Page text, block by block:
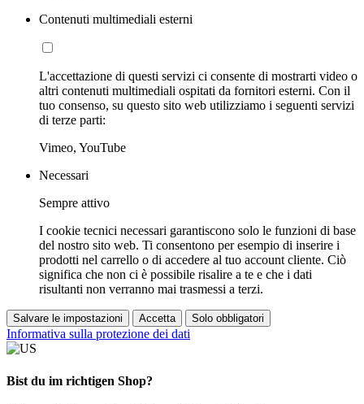
Contenuti multimediali esterni
L'accettazione di questi servizi ci consente di mostrarti video o
altri contenuti multimediali ospitati da fornitori esterni. Con il
tuo consenso, su questo sito web utilizziamo i seguenti servizi
di terze parti:
Vimeo, YouTube
Necessari
Sempre attivo
I cookie tecnici necessari garantiscono solo le funzioni di base
del nostro sito web. Ti consentono per esempio di inserire i
prodotti nel carrello o di accedere al tuo account cliente. Ciò
significa che non ci è possibile risalire a te e che i dati
risultanti non verranno mai trasmessi a terzi.
Salvare le impostazioni Accetta Solo obbligatori
Informativa sulla protezione dei dati
Bist du im richtigen Shop?